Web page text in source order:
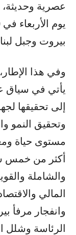
بيروت وجبل
وفي هذا
يأتي في سياق
إلى تحقيقها
وتحقيق النمو
مستوى حياة
أكثر من خمس
والشاملة
المالي
وانفجار مرفأ
الرئاسة وشلل